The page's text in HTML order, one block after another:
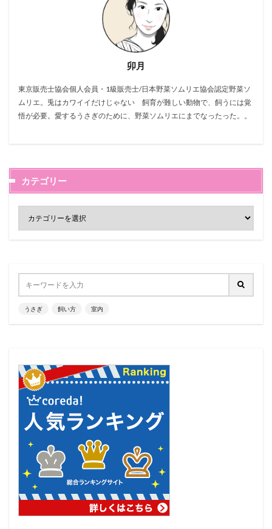
卯月
東京販売士協会個人会員・1級販売士/日本野菜ソムリエ協会認定野菜ソ
ムリエ。兎はカワイイだけじゃない 飼育が難しい動物で、飼うには覚
悟が必要。愛するうさぎのために、野菜ソムリエにまでなったった。。
カテゴリー
うさぎ 飼い方 室内